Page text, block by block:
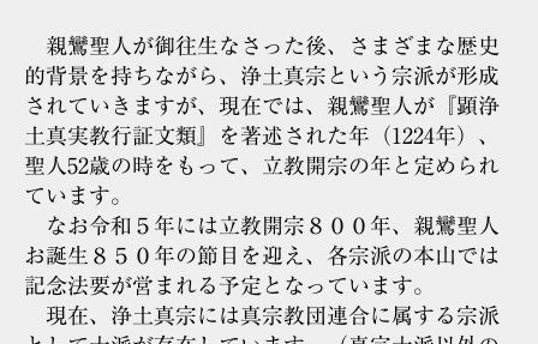
親鸞聖人が御往生なさった後、さまざまな歴史
的背景を持ちながら、浄土真宗という宗派が形成
されていきますが、現在では、親鸞聖人が『顕浄
土真実教行証文類』を著述された年（1224年）、
聖人52歳の時をもって、立教開宗の年と定められ
ています。
なお令和５年には立教開宗８００年、親鸞聖人
お誕生８５０年の節目を迎え、各宗派の本山では
記念法要が営まれる予定となっています。
現在、浄土真宗には真宗教団連合に属する宗派